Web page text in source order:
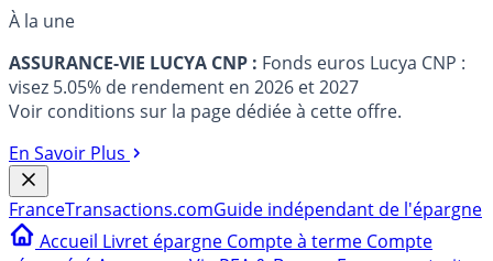
À la une
ASSURANCE-VIE LUCYA CNP : Fonds euros Lucya CNP :
visez 5.05% de rendement en 2026 et 2027
Voir conditions sur la page dédiée à cette offre.
En Savoir Plus
FranceTransactions.comGuide indépendant de l'épargne
Accueil Livret épargne Compte à terme Compte